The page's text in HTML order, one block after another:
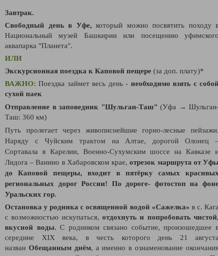
Завтрак.
Свободный день в Уфе, который можно посвятить походу
Национальный музей Башкирии или посещению у
аквапарка "Планета".
ИЛИ
Экскурсионная поездка к Каповой пещере (за доп. плату)*
ВАЖНО: Поездка займет весь день - необходимо взять с
сухой паек
Отправление в заповедник "Шульган-Таш" (Уфа →
Таш: 360 км)
Путь пролегает через живописнейшие горно-лесные
Наряду с Чуйским трактом на Алтае, дорогой Олонец
Сортавала в Карелии, Военно-Сухумским шоссе на Кавказе
Лидога – Ванино в Хабаровском крае,отрезок маршрута от
до Каповой пещеры, входит в пятёрку самых
региональных дорог России! По дороге- фотостоп на
Уральских гор.
Остановка уродника с освященной водой «Сажелка» в с.
с возможностью искупаться,отдохнуть и попробовать
вкусной воды. С родником связано событие, произошедшее
середине XIX века, в честь которого день 21
назван Обещанным днём, а именно в ознаменование